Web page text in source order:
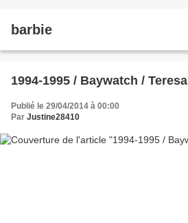
barbie
1994-1995 / Baywatch / Teresa
Publié le 29/04/2014 à 00:00
Par Justine28410